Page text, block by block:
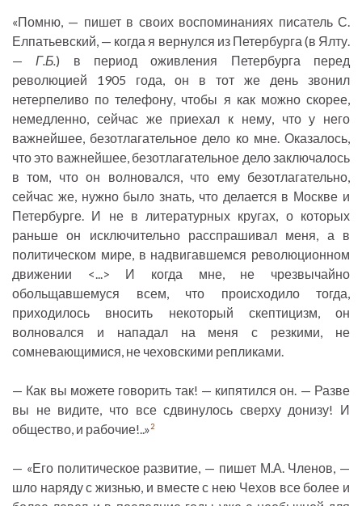
«Помню, — пишет в своих воспоминаниях писатель С.
Елпатьевский, — когда я вернулся из Петербурга (в Ялту.
—Г.Б.) в период оживления Петербурга перед
революцией 1905 года, он в тот же день звонил
нетерпеливо по телефону, чтобы я как можно скорее,
немедленно, сейчас же приехал к нему, что у него
важнейшее, безотлагательное дело ко мне. Оказалось,
что это важнейшее, безотлагательное дело заключалось
в том, что он волновался, что ему безотлагательно,
сейчас же, нужно было знать, что делается в Москве и
Петербурге. И не в литературных кругах, о которых
раньше он исключительно расспрашивал меня, а в
политическом мире, в надвигавшемся революционном
движении <...> И когда мне, не чрезвычайно
обольщавшемуся всем, что происходило тогда,
приходилось вносить некоторый скептицизм, он
волновался и нападал на меня с резкими, не
сомневающимися, не чеховскими репликами.
— Как вы можете говорить так! — кипятился он. — Разве
вы не видите, что все сдвинулось сверху донизу! И
общество, и рабочие!..»2
— «Его политическое развитие, — пишет М.А. Членов, —
шло наряду с жизнью, и вместе с нею Чехов все более и